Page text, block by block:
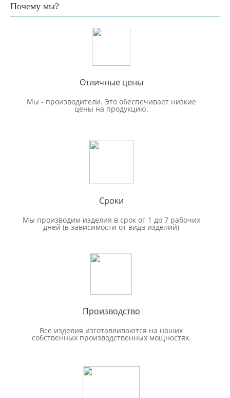
Почему мы?
Отличные цены
Мы - производители. Это обеспечивает низкие
цены на продукцию.
Сроки
Мы производим изделия в срок от 1 до 7 рабочих
дней (в зависимости от вида изделий)
Производство
Все изделия изготавливаются на наших
собственных производственных мощностях.